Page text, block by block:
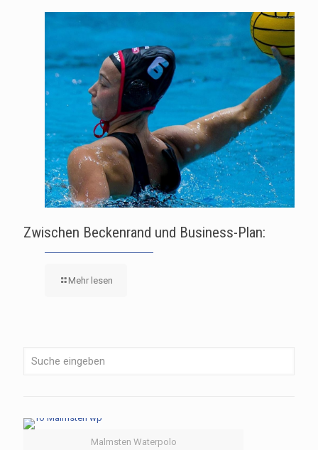
Zwischen Beckenrand und Business-Plan:
Mehr lesen
Malmsten Waterpolo